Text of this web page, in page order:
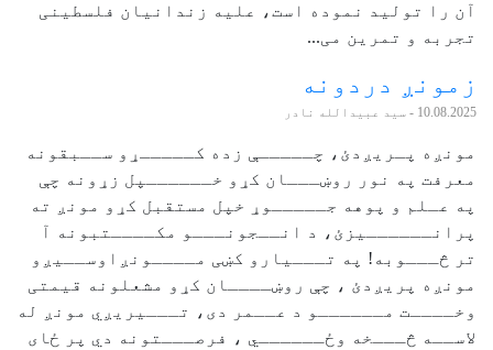
آن را تولید نموده است، علیه زندانیان فلسطینی
تجربه و تمرین می...
زمونږ دردونه
10.08.2025 - سید عبیدالله نادر
مونږه پـریږدئ، چـــــې زده کـــــړو ســبقونه
معرفت په نور روښـــان کړو خــــــپل زړونه چې
په عـلم و پوهه جـــــوړ خپل مستقبل کړو مونږ ته
پرانــــــیزئ، د انــجونـــو مکــــتبونه آ
تر څـــوبه! په تـــیارو کښی مــــونږاوســیږو
مونږه پریږدئ ، چې روښــــان کړو مشعلونه قیمتی
وخــــت مــــــو د عــمر دی، تـــیریږي مونږ له
لاســه څـــخه وځــــــي ، فرصـــتونه دي پر ځای